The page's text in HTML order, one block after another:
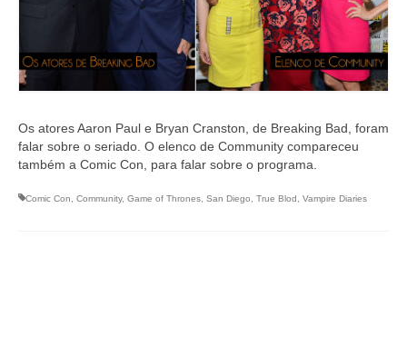
Os atores Aaron Paul e Bryan Cranston, de Breaking Bad, foram
falar sobre o seriado. O elenco de Community compareceu
também a Comic Con, para falar sobre o programa.
Comic Con Community, Game of Thrones San Diego True Blod Vampire Diaries